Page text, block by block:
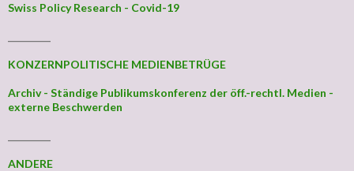
Swiss Policy Research - Covid-19
KONZERNPOLITISCHE MEDIENBETRÜGE
Archiv - Ständige Publikumskonferenz der öff.-rechtl. Medien -
externe Beschwerden
ANDERE